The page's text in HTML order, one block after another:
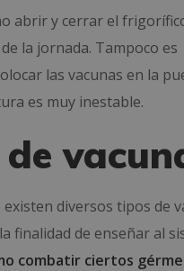
abrir y cerrar el
la jornada. Tampoco es
las vacunas en la
es muy inestable.
diversos tipos de
finalidad de enseñar al
combatir ciertos